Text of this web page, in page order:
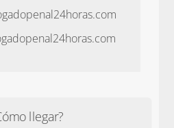
llegar?